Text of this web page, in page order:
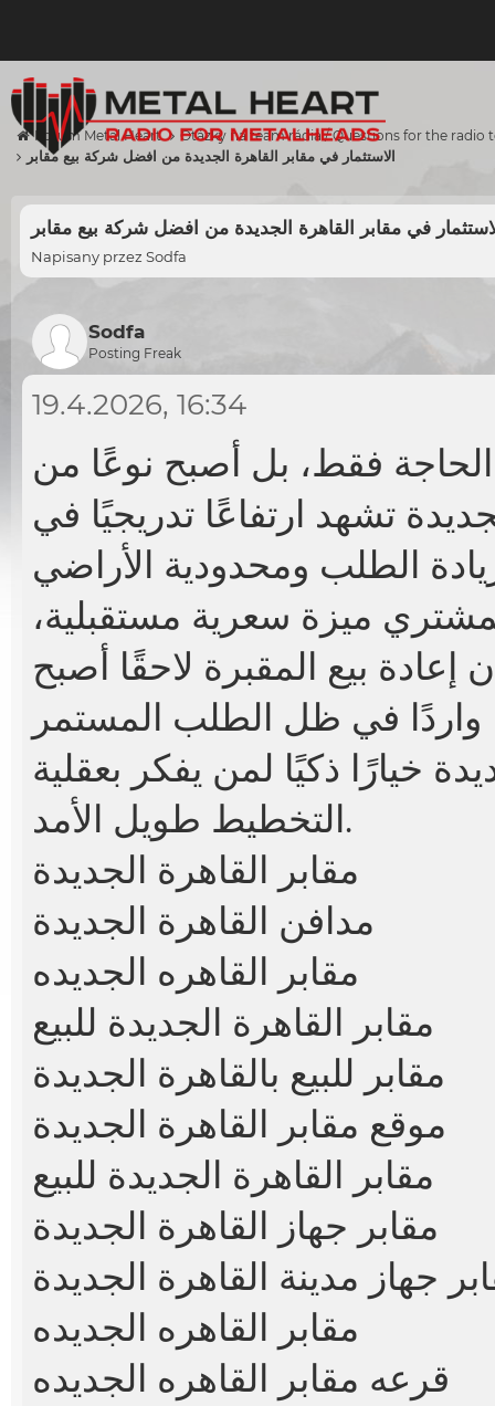
Forum Metal Heart Otázky na team rádia / Questions for the radio
الاستثمار في مقابر القاهرة الجديدة من افضل شركة بيع مقابر
في مقابر القاهرة الجديدة من افضل شركة بيع مقابر
Napisany przez Sodfa
Sodfa
Posting Freak
19.4.2026, 16:34
فقط، بل أصبح نوعًا من
تشهد ارتفاعًا تدريجيًا في
ميزة سعرية مستقبلية،
بيع المقبرة لاحقًا أصبح
خيارًا ذكيًا لمن يفكر بعقلية
التخطيط طويل الأمد.
مقابر القاهرة الجديدة
مدافن القاهرة الجديدة
مقابر القاهره الجديده
مقابر القاهرة الجديدة للبيع
مقابر للبيع بالقاهرة الجديدة
موقع مقابر القاهرة الجديدة
مقابر القاهرة الجديدة للبيع
مقابر جهاز القاهرة الجديدة
جهاز مدينة القاهرة الجديدة
مقابر القاهره الجديده
قرعه مقابر القاهره الجديده